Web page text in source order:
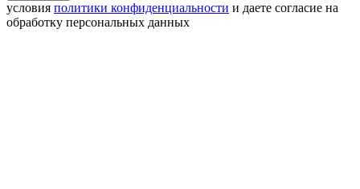
условия политики конфиденциальности и даете согласие на
обработку персональных данных